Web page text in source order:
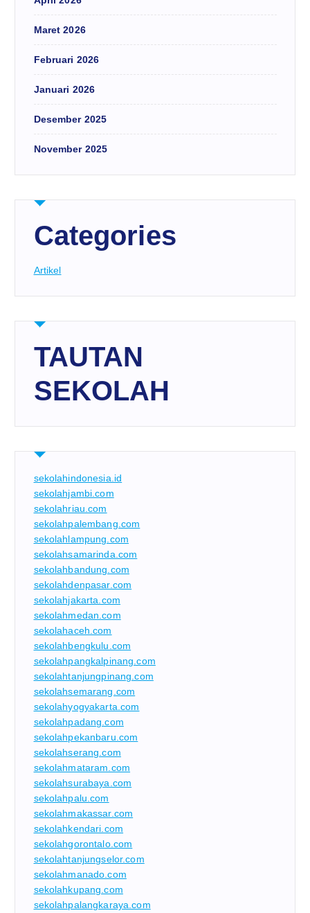
Maret 2026
Februari 2026
Januari 2026
Desember 2025
November 2025
Categories
Artikel
TAUTAN
SEKOLAH
sekolahindonesia.id
sekolahjambi.com
sekolahriau.com
sekolahpalembang.com
sekolahlampung.com
sekolahsamarinda.com
sekolahbandung.com
sekolahdenpasar.com
sekolahjakarta.com
sekolahmedan.com
sekolahaceh.com
sekolahbengkulu.com
sekolahpangkalpinang.com
sekolahtanjungpinang.com
sekolahsemarang.com
sekolahyogyakarta.com
sekolahpadang.com
sekolahpekanbaru.com
sekolahserang.com
sekolahmataram.com
sekolahsurabaya.com
sekolahpalu.com
sekolahmakassar.com
sekolahkendari.com
sekolahgorontalo.com
sekolahtanjungselor.com
sekolahmanado.com
sekolahkupang.com
sekolahpalangkaraya.com